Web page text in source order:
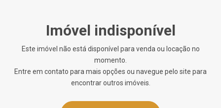
Imóvel indisponível
Este imóvel não está disponível para venda ou locação no
momento.
Entre em contato para mais opções ou navegue pelo site para
encontrar outros imóveis.